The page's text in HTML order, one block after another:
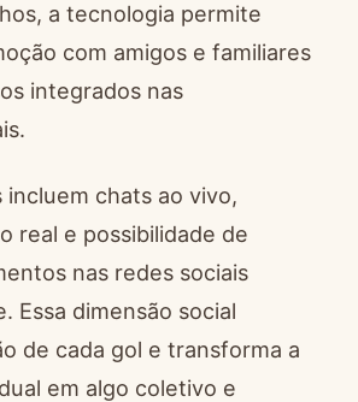
a tecnologia permite
com amigos e familiares
integrados nas
chats ao vivo,
real e possibilidade de
nas redes sociais
Essa dimensão social
de cada gol e transforma a
em algo coletivo e